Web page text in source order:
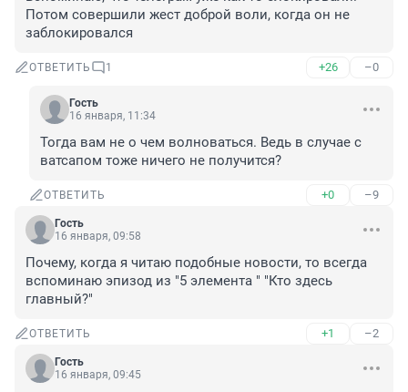
Потом совершили жест доброй воли, когда он не
заблокировался
ОТВЕТИТЬ 1 +26 –0
Гость
16 января, 11:34
Тогда вам не о чем волноваться. Ведь в случае с
ватсапом тоже ничего не получится?
ОТВЕТИТЬ +0 –9
Гость
16 января, 09:58
Почему, когда я читаю подобные новости, то всегда
вспоминаю эпизод из "5 элемента " "Кто здесь
главный?"
ОТВЕТИТЬ +1 –2
Гость
16 января, 09:45